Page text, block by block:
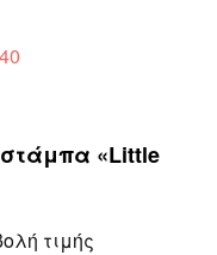
«Little
τιμής